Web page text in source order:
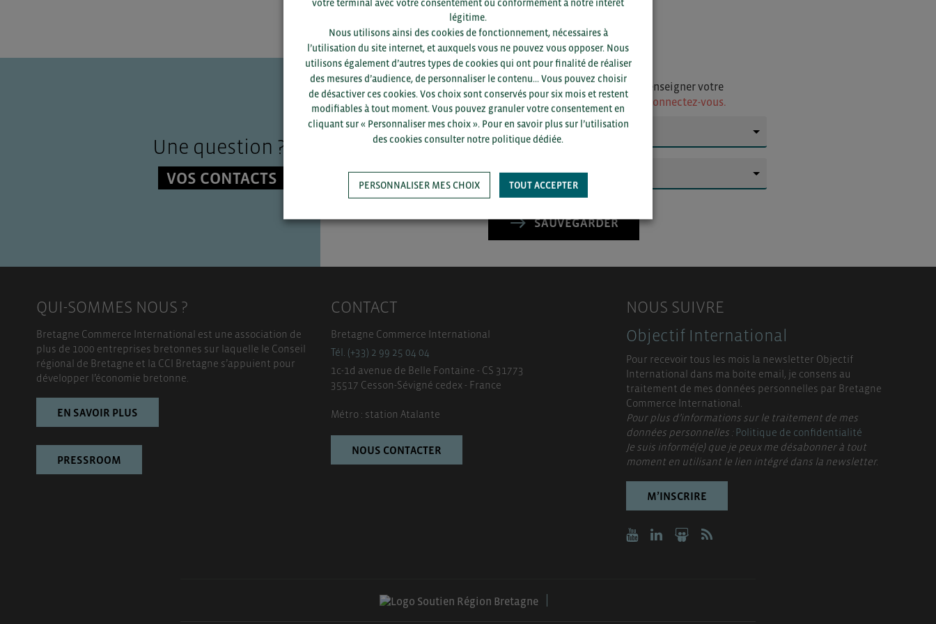
Une question ?
VOS CONTACTS
Pour voir les contacts, merci de renseigner votre
département et votre secteur
ou connectez-vous.
SAUVEGARDER
QUI-SOMMES NOUS ?
Bretagne Commerce International est une association de
plus de 1000 entreprises bretonnes sur laquelle le Conseil
régional de Bretagne et la CCI Bretagne s’appuient pour
développer l’économie bretonne.
EN SAVOIR PLUS
PRESSROOM
CONTACT
Bretagne Commerce International
Tél. (+33) 2 99 25 04 04
1c-1d avenue de Belle Fontaine - CS 31773
35517 Cesson-Sévigné cedex - France
Métro : station Atalante
NOUS CONTACTER
NOUS SUIVRE
Objectif International
Pour recevoir tous les mois la newsletter Objectif
International dans ma boite email, je consens au
traitement de mes données personnelles par Bretagne
Commerce International.
Pour plus d’informations sur le traitement de mes
données personnelles :Politique de confidentialité
Je suis informé(e) que je peux me désabonner à tout
moment en utilisant le lien intégré dans la newsletter.
M’INSCRIRE
votre terminal avec votre consentement ou conformément à notre intérêt
légitime.
Nous utilisons ainsi des cookies de fonctionnement, nécessaires à
l’utilisation du site internet, et auxquels vous ne pouvez vous opposer. Nous
utilisons également d’autres types de cookies qui ont pour finalité de réaliser
des mesures d’audience, de personnaliser le contenu... Vous pouvez choisir
de désactiver ces cookies. Vos choix sont conservés pour six mois et restent
modifiables à tout moment. Vous pouvez granuler votre consentement en
cliquant sur « Personnaliser mes choix ». Pour en savoir plus sur l’utilisation
des cookies consulter notre politique dédiée.
PERSONNALISER MES CHOIX TOUT ACCEPTER